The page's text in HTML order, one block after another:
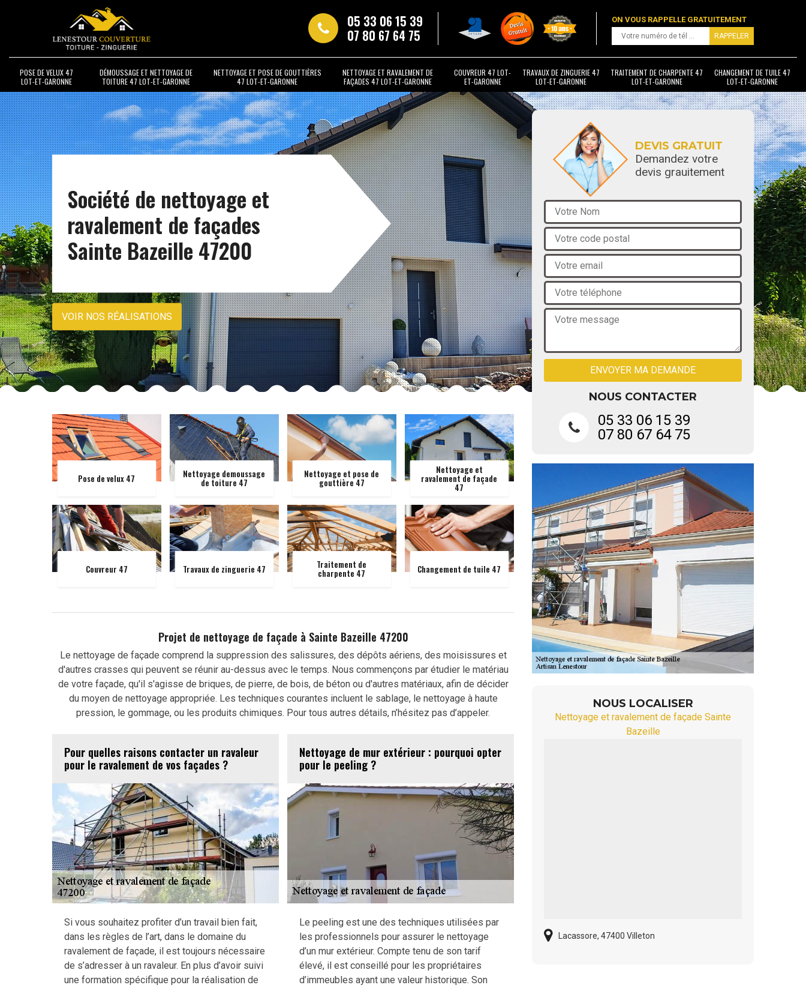
05 33 06 15 39
07 80 67 64 75
ON VOUS RAPPELLE GRATUITEMENT
POSE DE VELUX 47
LOT-ET-GARONNE
DÉMOUSSAGE ET NETTOYAGE DE
TOITURE 47 LOT-ET-GARONNE
NETTOYAGE ET POSE DE GOUTTIÈRES
47 LOT-ET-GARONNE
NETTOYAGE ET RAVALEMENT DE
FAÇADES 47 LOT-ET-GARONNE
COUVREUR 47 LOT-
ET-GARONNE
TRAVAUX DE ZINGUERIE 47
LOT-ET-GARONNE
TRAITEMENT DE CHARPENTE 47
LOT-ET-GARONNE
CHANGEMENT DE TUILE 47
LOT-ET-GARONNE
Société de nettoyage et
ravalement de façades
Sainte Bazeille 47200
VOIR NOS RÉALISATIONS
Pose de velux 47 Nettoyage demoussage
de toiture 47
Nettoyage et pose de
gouttière 47
Nettoyage et
ravalement de façade
47
Couvreur 47 Travaux de zinguerie 47 Traitement de
charpente 47 Changement de tuile 47
Projet de nettoyage de façade à Sainte Bazeille 47200
Le nettoyage de façade comprend la suppression des salissures, des dépôts aériens, des moisissures et
d'autres crasses qui peuvent se réunir au-dessus avec le temps. Nous commençons par étudier le matériau
de votre façade, qu'il s'agisse de briques, de pierre, de bois, de béton ou d'autres matériaux, afin de décider
du moyen de nettoyage appropriée. Les techniques courantes incluent le sablage, le nettoyage à haute
pression, le gommage, ou les produits chimiques. Pour tous autres détails, n’hésitez pas d’appeler.
Pour quelles raisons contacter un ravaleur
pour le ravalement de vos façades ?
Si vous souhaitez profiter d’un travail bien fait,
dans les règles de l’art, dans le domaine du
ravalement de façade, il est toujours nécessaire
de s’adresser à un ravaleur. En plus d’avoir suivi
une formation spécifique pour la réalisation de
Nettoyage de mur extérieur : pourquoi opter
pour le peeling ?
Le peeling est une des techniques utilisées par
les professionnels pour assurer le nettoyage
d’un mur extérieur. Compte tenu de son tarif
élevé, il est conseillé pour les propriétaires
d’immeubles ayant une valeur historique. Son
DEVIS GRATUIT
Demandez votre
devis grauitement
NOUS CONTACTER
05 33 06 15 39
07 80 67 64 75
NOUS LOCALISER
Nettoyage et ravalement de façade Sainte
Bazeille
Lacassore, 47400 Villeton